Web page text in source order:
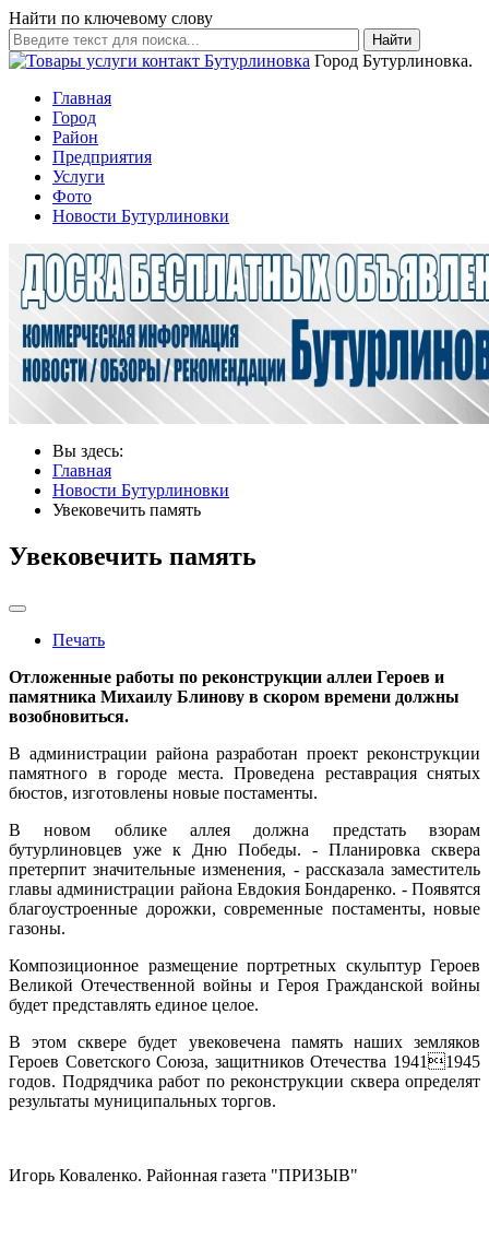
Найти по ключевому слову
Найти
Город Бутурлиновка.
Главная
Город
Район
Предприятия
Услуги
Фото
Новости Бутурлиновки
Вы здесь:
Главная
Новости Бутурлиновки
Увековечить память
Увековечить память
Печать
Отложенные работы по реконструкции аллеи Героев и
памятника Михаилу Блинову в скором времени должны
возобновиться.
В администрации района разработан проект реконструкции
памятного в городе места. Проведена реставрация снятых
бюстов, изготовлены новые постаменты.
В новом облике аллея должна предстать взорам
бутурлиновцев уже к Дню Победы. - Планировка сквера
претерпит значительные изменения, - рассказала заместитель
главы администрации района Евдокия Бондаренко. - Появятся
благоустроенные дорожки, современные постаменты, новые
газоны.
Композиционное размещение портретных скульптур Героев
Великой Отечественной войны и Героя Гражданской войны
будет представлять единое целое.
В этом сквере будет увековечена память наших земляков
Героев Советского Союза, защитников Отечества 19411945
годов. Подрядчика работ по реконструкции сквера определят
результаты муниципальных торгов.
Игорь Коваленко. Районная газета "ПРИЗЫВ"